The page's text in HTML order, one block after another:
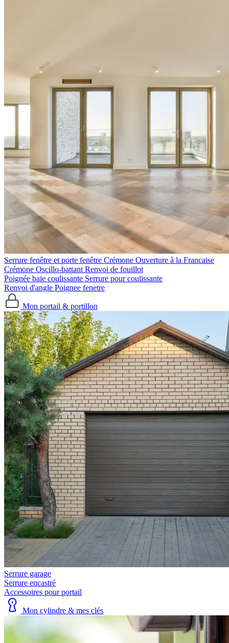
Serrure fenêtre et porte fenêtre
Crémone Ouverture à la Francaise
Crémone Oscillo-battant Renvoi de fouillot
Poignée baie coulissante Serrure pour coulissante
Renvoi d'angle Poignee fenetre
Mon portail & portillon
Serrure garage
Serrure encastré
Accessoires pour portail
Mon cylindre & mes clés